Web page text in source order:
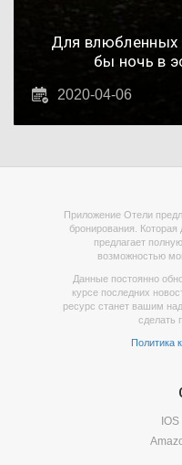
Для влюбленных
бы ночь в
2020-04-06
Приложение Отели
бронирования.
предлагает
возможностью
Данные постоянно
курсе последних
ресурс станет вашим
сделать
Политика